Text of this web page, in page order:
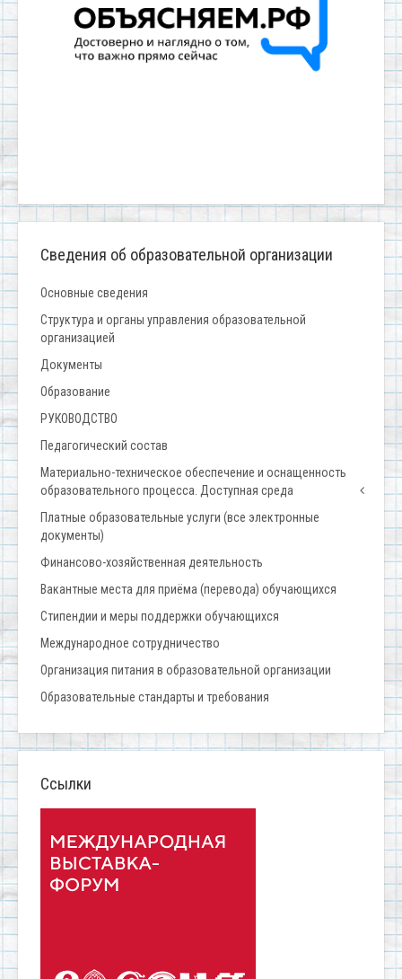
Сведения об образовательной организации
Основные сведения
Структура и органы управления образовательной
организацией
Документы
Образование
РУКОВОДСТВО
Педагогический состав
Материально-техническое обеспечение и оснащенность
образовательного процесса. Доступная среда
Платные образовательные услуги (все электронные
документы)
Финансово-хозяйственная деятельность
Вакантные места для приёма (перевода) обучающихся
Стипендии и меры поддержки обучающихся
Международное сотрудничество
Организация питания в образовательной организации
Образовательные стандарты и требования
Ссылки